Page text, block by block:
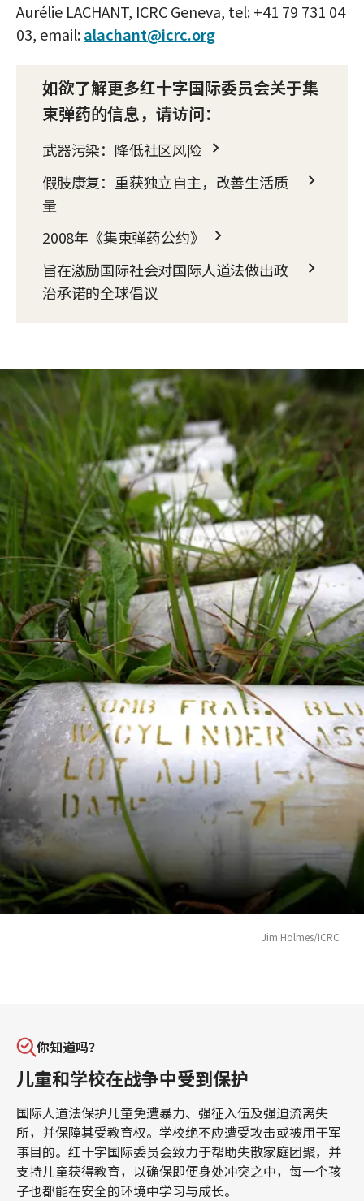
Aurélie LACHANT, ICRC Geneva, tel: +41 79 731 04
03, email:alachant@icrc.org
如欲了解更多红十字国际委员会关于集
束弹药的信息，请访问：
武器污染：降低社区风险
假肢康复：重获独立自主，改善生活质
量
2008年《集束弹药公约》
旨在激励国际社会对国际人道法做出政
治承诺的全球倡议
Jim Holmes/ICRC
你知道吗？
儿童和学校在战争中受到保护
国际人道法保护儿童免遭暴力、强征入伍及强迫流离失
所，并保障其受教育权。学校绝不应遭受攻击或被用于军
事目的。红十字国际委员会致力于帮助失散家庭团聚，并
支持儿童获得教育，以确保即便身处冲突之中，每一个孩
子也都能在安全的环境中学习与成长。